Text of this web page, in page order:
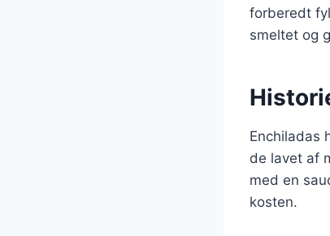
forberedt
smeltet og
Enchiladas
de lavet af
med en
kosten.